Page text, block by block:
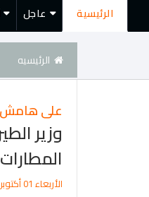
الرئيسية عاجل
الرئيسيه
على هامش
وزير
الأربعاء 01 أكتوبر 2025 -09:41